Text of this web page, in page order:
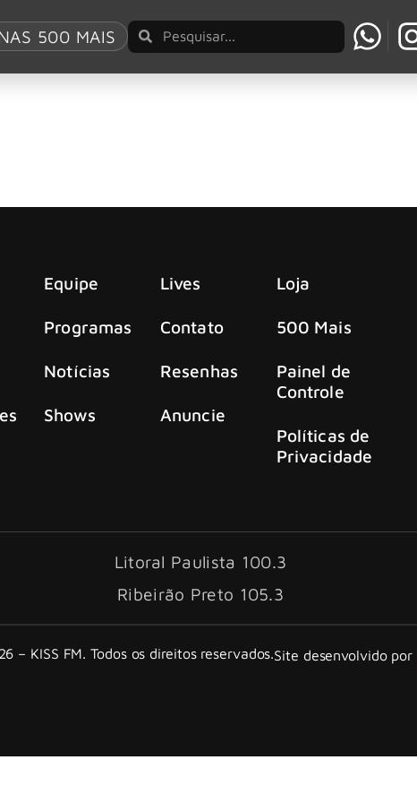
500 MAIS
Equipe
Programas
Notícias
Shows
Lives
Contato
Resenhas
Anuncie
Loja
500 Mais
Painel de
Controle
Políticas de
Privacidade
Litoral Paulista 100.3
Ribeirão Preto 105.3
– KISS FM. Todos os direitos reservados.Site desenvolvido por